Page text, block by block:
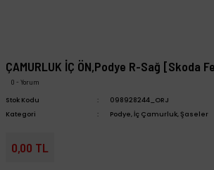
ÇAMURLUK İÇ ÖN,Podye R-Sağ [Skoda
0 - Yorum
Stok Kodu
098928244_ORJ
Kategori
Podye, İç Çamurluk, Şaseler
0,00 TL